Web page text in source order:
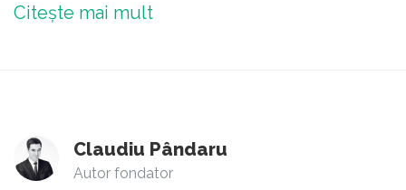
Citește mai mult
Claudiu Pândaru
Autor fondator